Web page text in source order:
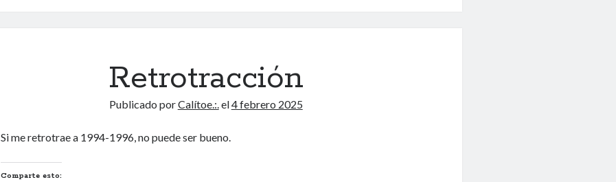
Retrotracción
Publicado porCalítoe.:.el4 febrero 2025
Si me retrotrae a 1994-1996, no puede ser bueno.
Comparte esto: